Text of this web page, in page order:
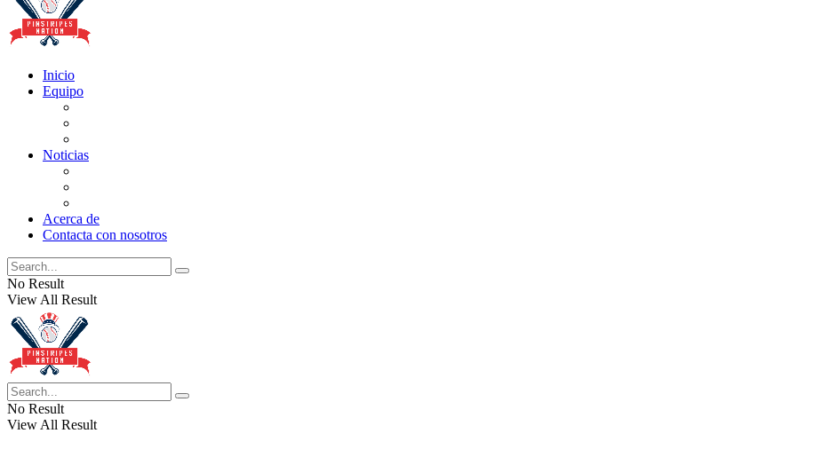
Inicio
Equipo
Noticias
Acerca de
Contacta con nosotros
No Result
View All Result
No Result
View All Result